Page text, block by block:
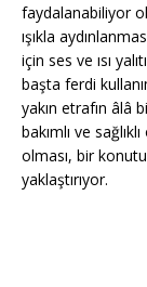
faydalanabiliyor
ışıkla
için ses ve ısı
başta ferdi
yakın etrafın âlâ
bakımlı ve
olması, bir
yaklaştırıyor.